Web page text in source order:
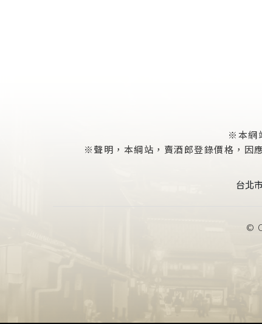
※本網
※聲明，本綱站，賣酒郎登錄價格，因
台北
©